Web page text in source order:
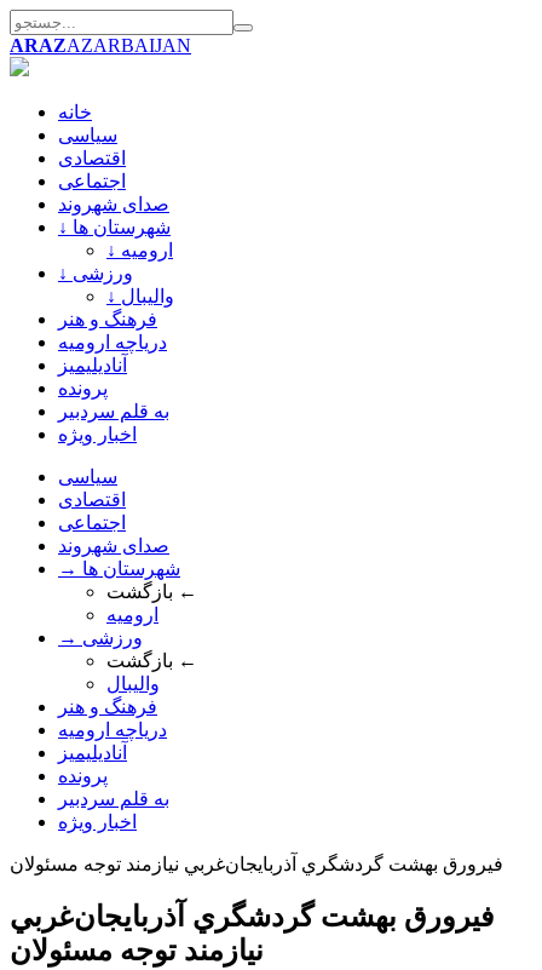
ARAZAZARBAIJAN
خانه
سیاسی
اقتصادی
اجتماعی
صدای شهروند
↓ شهرستان ها
↓ ارومیه
↓ ورزشی
↓ والیبال
فرهنگ و هنر
دریاچه ارومیه
آنادیلیمیز
پرونده
به قلم سردبیر
اخبار ویژه
سیاسی
اقتصادی
اجتماعی
صدای شهروند
→ شهرستان ها
بازگشت ←
ارومیه
→ ورزشی
بازگشت ←
والیبال
فرهنگ و هنر
دریاچه ارومیه
آنادیلیمیز
پرونده
به قلم سردبیر
اخبار ویژه
فيرورق بهشت گردشگري آذربايجان‌غربي نيازمند توجه مسئولان
فيرورق بهشت گردشگري آذربايجان‌غربي
نيازمند توجه مسئولان